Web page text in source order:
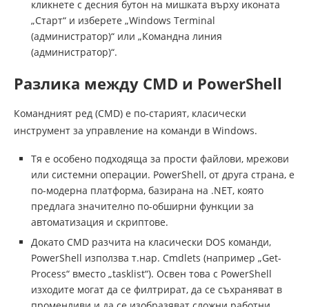
кликнете с десния бутон на мишката върху иконата
„Старт“ и изберете „Windows Terminal
(администратор)“ или „Командна линия
(администратор)“.
Разлика между CMD и PowerShell
Командният ред (CMD) е по-старият, класически
инструмент за управление на команди в Windows.
Тя е особено подходяща за прости файлови, мрежови
или системни операции. PowerShell, от друга страна, е
по-модерна платформа, базирана на .NET, която
предлага значително по-обширни функции за
автоматизация и скриптове.
Докато CMD разчита на класически DOS команди,
PowerShell използва т.нар. Cmdlets (например „Get-
Process“ вместо „tasklist“). Освен това с PowerShell
изходите могат да се филтрират, да се съхраняват в